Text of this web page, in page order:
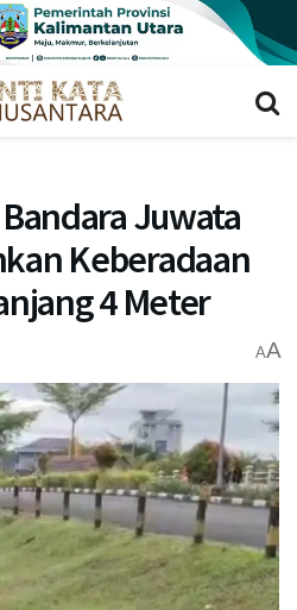
Juwata
Keberadaan
4 Meter
AA